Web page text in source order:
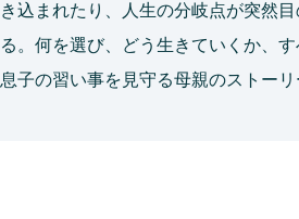
き込まれたり、人生の分岐点が突然
る。何を選び、どう生きていくか、
息子の習い事を見守る母親のストーリ